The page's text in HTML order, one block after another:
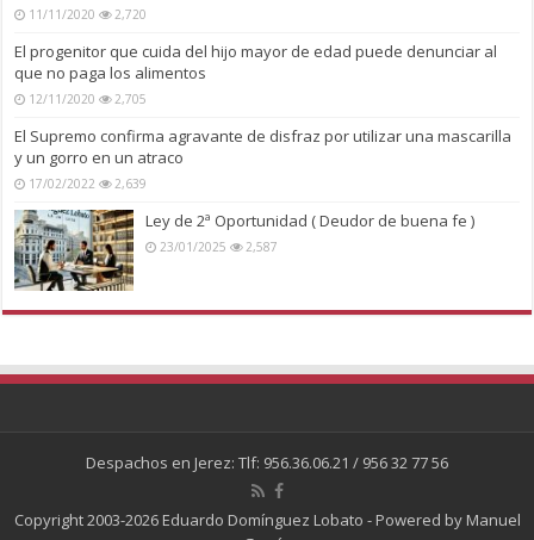
11/11/2020 2,720
El progenitor que cuida del hijo mayor de edad puede denunciar al
que no paga los alimentos
12/11/2020 2,705
El Supremo confirma agravante de disfraz por utilizar una mascarilla
y un gorro en un atraco
17/02/2022 2,639
Ley de 2ª Oportunidad ( Deudor de buena fe )
23/01/2025 2,587
Despachos en Jerez: Tlf: 956.36.06.21 / 956 32 77 56
Copyright 2003-2026 Eduardo Domínguez Lobato - Powered by Manuel